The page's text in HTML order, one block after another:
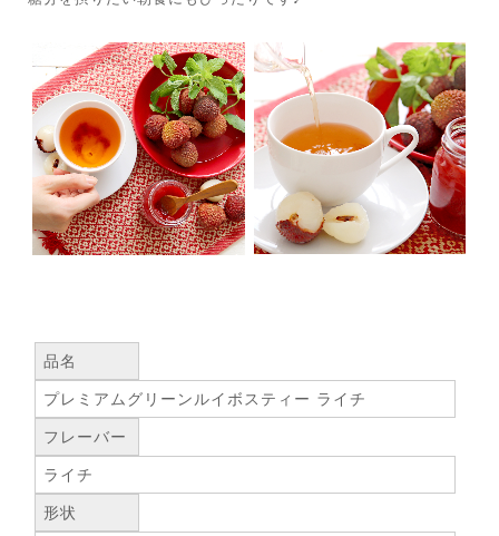
品名
プレミアムグリーンルイボスティー ライチ
フレーバー
ライチ
形状